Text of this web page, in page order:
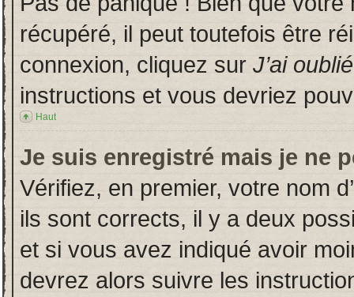
récupéré, il peut toutefois être
connexion, cliquez sur J’ai
instructions et vous devriez
Haut
Je suis enregistré mais je ne
Vérifiez, en premier, votre nom
ils sont corrects, il y a deux
et si vous avez indiqué avoir
devrez alors suivre les